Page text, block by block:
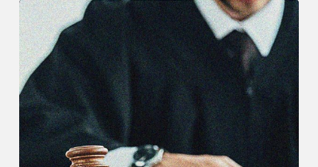
L’ACLC
se
présente
devant
la
Cour
suprême
pour
protéger